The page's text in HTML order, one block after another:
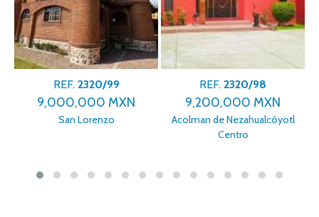
REF. 2320/99
9,000,000 MXN
San Lorenzo
REF. 2320/98
9,200,000 MXN
Acolman de Nezahualcóyotl
Centro